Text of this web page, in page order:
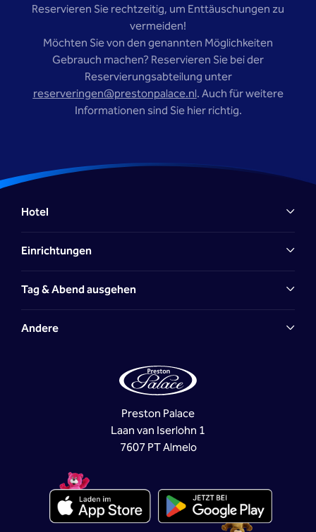
Reservieren Sie rechtzeitig, um Enttäuschungen zu
vermeiden!
Möchten Sie von den genannten Möglichkeiten
Gebrauch machen? Reservieren Sie bei der
Reservierungsabteilung unter
reserveringen@prestonpalace.nl. Auch für weitere
Informationen sind Sie hier richtig.
Hotel
Einrichtungen
Tag & Abend ausgehen
Andere
Preston Palace
Laan van Iserlohn 1
7607 PT Almelo